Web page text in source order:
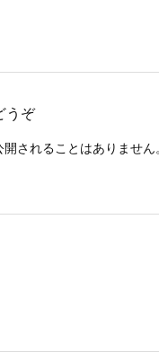
うぞ
されることはありません